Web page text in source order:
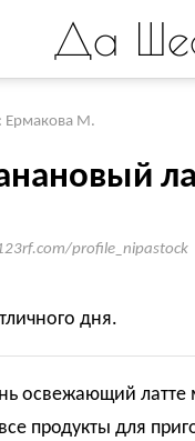
Да
Ермакова М.
profile_nipastock
дня.
освежающий латте
продукты для